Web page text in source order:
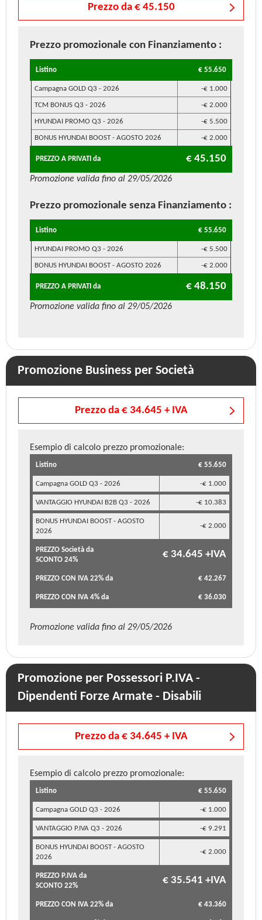
Prezzo da € 45.150
Prezzo promozionale con Finanziamento :
Listino € 55.650
Campagna GOLD Q3 - 2026 -€ 1.000
TCM BONUS Q3 - 2026 -€ 2.000
HYUNDAI PROMO Q3 - 2026 -€ 5.500
BONUS HYUNDAI BOOST - AGOSTO 2026 -€ 2.000
PREZZO A PRIVATI da € 45.150
Promozione valida fino al 29/05/2026
Prezzo promozionale senza Finanziamento :
Listino € 55.650
HYUNDAI PROMO Q3 - 2026 -€ 5.500
BONUS HYUNDAI BOOST - AGOSTO 2026 -€ 2.000
PREZZO A PRIVATI da € 48.150
Promozione valida fino al 29/05/2026
Promozione Business per Società
Prezzo da € 34.645 + IVA
Esempio di calcolo prezzo promozionale:
Listino € 55.650
Campagna GOLD Q3 - 2026 -€ 1.000
VANTAGGIO HYUNDAI B2B Q3 - 2026 -€ 10.383
BONUS HYUNDAI BOOST - AGOSTO
2026
-€ 2.000
PREZZO Società da
SCONTO 24%
€ 34.645 +IVA
PREZZO CON IVA 22% da € 42.267
PREZZO CON IVA 4% da € 36.030
Promozione valida fino al 29/05/2026
Promozione per Possessori P.IVA -
Dipendenti Forze Armate - Disabili
Prezzo da € 34.645 + IVA
Esempio di calcolo prezzo promozionale:
Listino € 55.650
Campagna GOLD Q3 - 2026 -€ 1.000
VANTAGGIO P.IVA Q3 - 2026 -€ 9.291
BONUS HYUNDAI BOOST - AGOSTO
2026
-€ 2.000
PREZZO P.IVA da
SCONTO 22%
€ 35.541 +IVA
PREZZO CON IVA 22% da € 43.360